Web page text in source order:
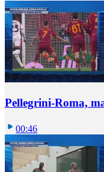
Pellegrini-Roma,
00:46